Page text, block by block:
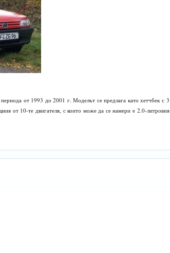
от 1993 до 2001 г. Моделът се предлага като хетчбек с 3
от 10-те двигателя, с които може да се намери е 2.0-литровия